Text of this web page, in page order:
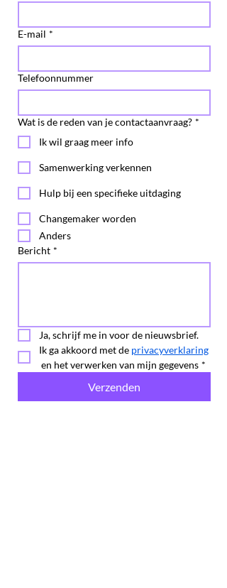
E-mail *
Telefoonnummer
Wat is de reden van je contactaanvraag? *
Ik wil graag meer info
Samenwerking verkennen
Hulp bij een specifieke uitdaging
Changemaker worden
Anders
Bericht *
Ja, schrijf me in voor de nieuwsbrief.
Ik ga akkoord met de privacyverklaring
en het verwerken van mijn gegevens *
Verzenden